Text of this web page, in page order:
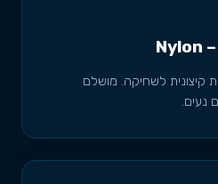
Nylon
קיצונית לשחיקה. מושלם
נעים.